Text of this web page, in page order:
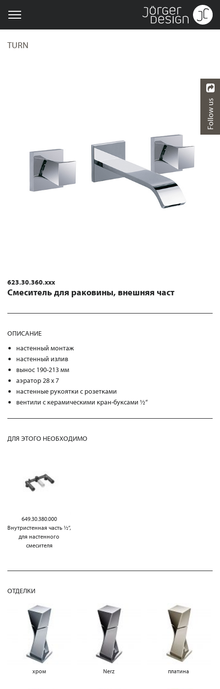
TURN
623.30.360.xxx
Смеситель для раковины, внешняя част
ОПИСАНИЕ
настенный монтаж
настенный излив
вынос 190-213 мм
аэратор 28 x 7
настенные рукоятки с розетками
вентили с керамическими кран-буксами ½“
ДЛЯ ЭТОГО НЕОБХОДИМО
649.30.380.000
Внутристенная часть ½“,
для настенного
смесителя
ОТДЕЛКИ
хром Nerz платина
Follow us